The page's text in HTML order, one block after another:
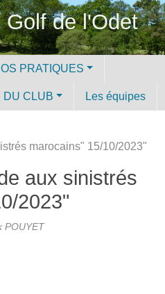
Golf de l'Odet
PRATIQUES
DU CLUB Les équipes
marocains" 15/10/2023"
aux sinistrés
2023"
POUYET